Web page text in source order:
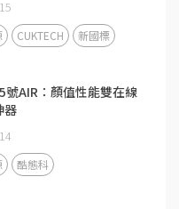
CUKTECH 新國標
號AIR：顏值性能雙在線
器
酷態科